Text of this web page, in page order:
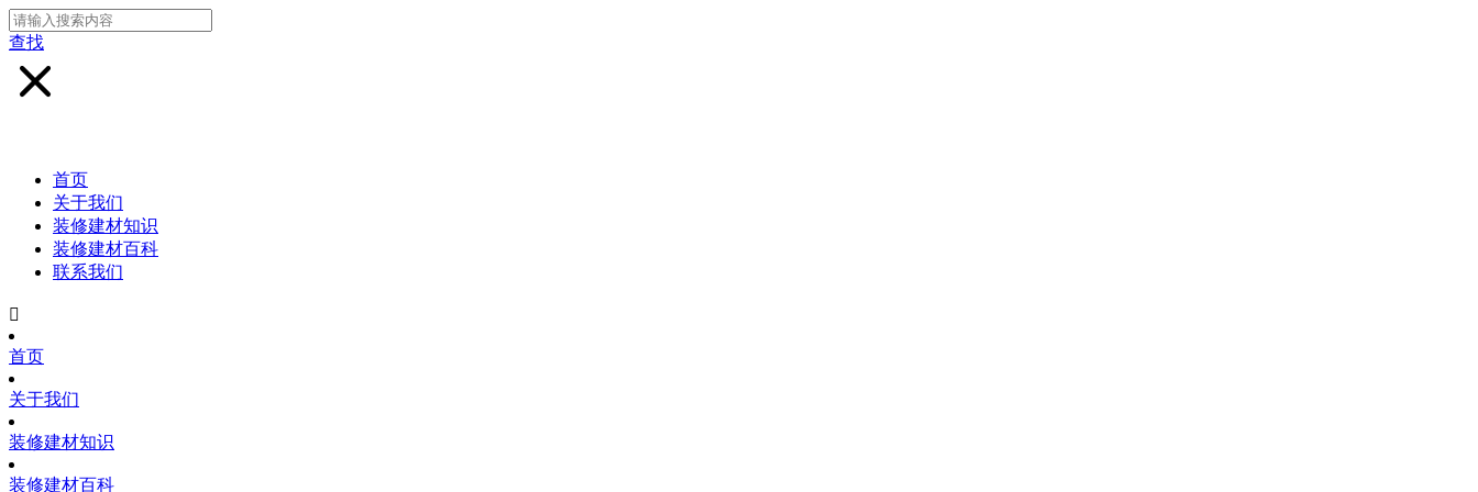
查找
首页
关于我们
装修建材知识
装修建材百科
联系我们

首页
关于我们
装修建材知识
装修建材百科